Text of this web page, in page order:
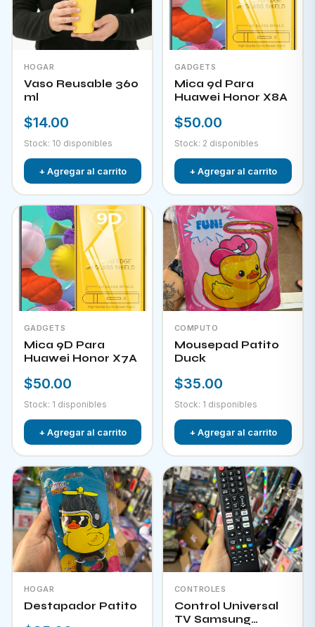
HOGAR
Vaso Reusable 360
ml
$14.00
Stock: 10 disponibles
+ Agregar al carrito
GADGETS
Mica 9d Para
Huawei Honor X8A
$50.00
Stock: 2 disponibles
+ Agregar al carrito
GADGETS
Mica 9D Para
Huawei Honor X7A
$50.00
Stock: 1 disponibles
+ Agregar al carrito
COMPUTO
Mousepad Patito
Duck
$35.00
Stock: 1 disponibles
+ Agregar al carrito
HOGAR
Destapador Patito
CONTROLES
Control Universal
TV Samsung